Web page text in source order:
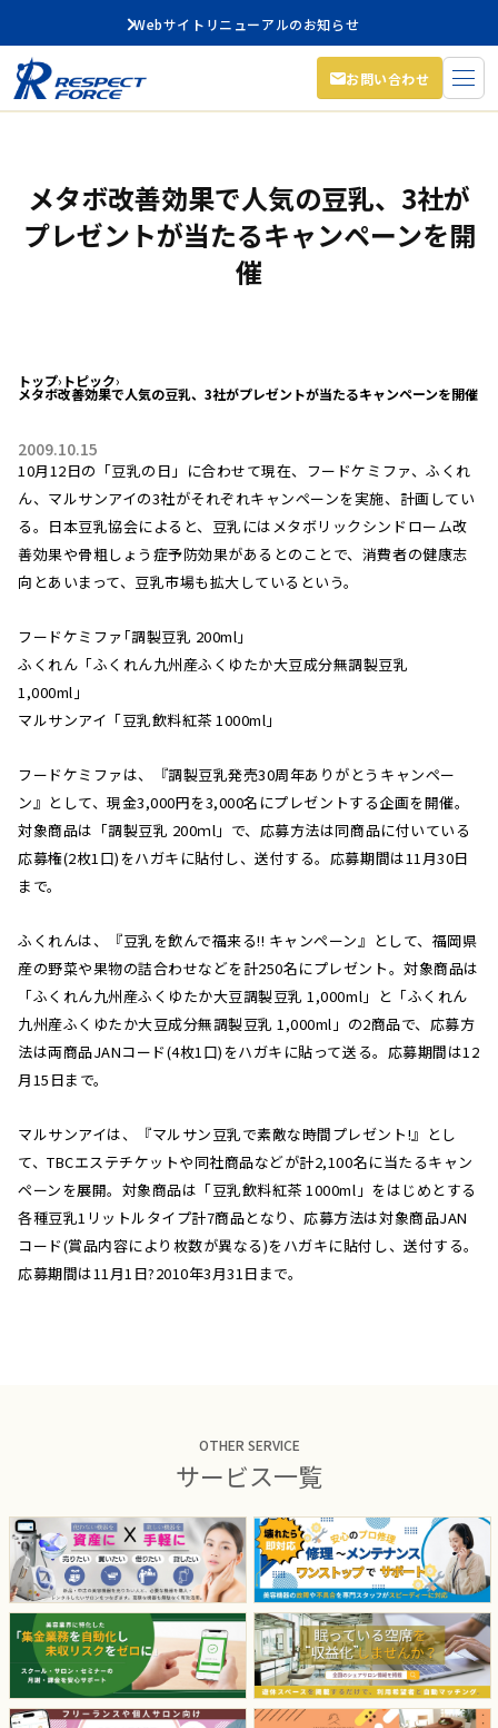
Webサイトリニューアルのお知らせ
お問い合わせ
メタボ改善効果で人気の豆乳、3社が
プレゼントが当たるキャンペーンを開
催
トップ› トピック›
メタボ改善効果で人気の豆乳、3社がプレゼントが当たるキャンペーンを開催
2009.10.15
10月12日の「豆乳の日」に合わせて現在、フードケミファ、ふくれ
ん、マルサンアイの3社がそれぞれキャンペーンを実施、計画してい
る。日本豆乳協会によると、豆乳にはメタボリックシンドローム改
善効果や骨粗しょう症予防効果があるとのことで、消費者の健康志
向とあいまって、豆乳市場も拡大しているという。
フードケミファ｢調製豆乳 200ml」
ふくれん「ふくれん九州産ふくゆたか大豆成分無調製豆乳
1,000ml」
マルサンアイ「豆乳飲料紅茶 1000ml」
フードケミファは、『調製豆乳発売30周年ありがとうキャンペー
ン』として、現金3,000円を3,000名にプレゼントする企画を開催。
対象商品は「調製豆乳 200ｍl」で、応募方法は同商品に付いている
応募権(2枚1口)をハガキに貼付し、送付する。応募期間は11月30日
まで。
ふくれんは、『豆乳を飲んで福来る!! キャンペーン』として、福岡県
産の野菜や果物の詰合わせなどを計250名にプレゼント。対象商品は
「ふくれん九州産ふくゆたか大豆調製豆乳 1,000ml」と「ふくれん
九州産ふくゆたか大豆成分無調製豆乳 1,000ml」の2商品で、応募方
法は両商品JANコード(4枚1口)をハガキに貼って送る。応募期間は12
月15日まで。
マルサンアイは、『マルサン豆乳で素敵な時間プレゼント!』とし
て、TBCエステチケットや同社商品などが計2,100名に当たるキャン
ペーンを展開。対象商品は「豆乳飲料紅茶 1000ml」をはじめとする
各種豆乳1リットルタイプ計7商品となり、応募方法は対象商品JAN
コード(賞品内容により枚数が異なる)をハガキに貼付し、送付する。
応募期間は11月1日?2010年3月31日まで。
OTHER SERVICE
サービス一覧